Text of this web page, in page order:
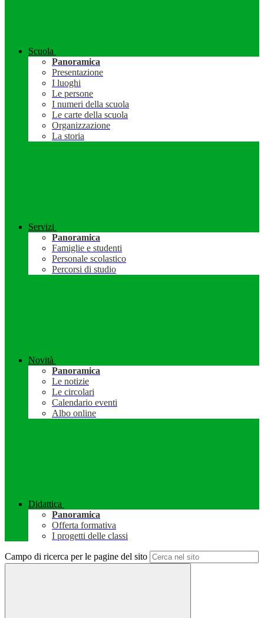
Scuola
Panoramica
Presentazione
I luoghi
Le persone
I numeri della scuola
Le carte della scuola
Organizzazione
La storia
Servizi
Panoramica
Famiglie e studenti
Personale scolastico
Percorsi di studio
Novità
Panoramica
Le notizie
Le circolari
Calendario eventi
Albo online
Didattica
Panoramica
Offerta formativa
I progetti delle classi
Campo di ricerca per le pagine del sito